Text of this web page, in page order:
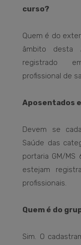
curso?
Quem é do
âmbito desta
registrado
profissional de
Aposentados
Devem se
Saúde das
portaria GM/
estejam
profissionais.
Quem é do
Sim. O